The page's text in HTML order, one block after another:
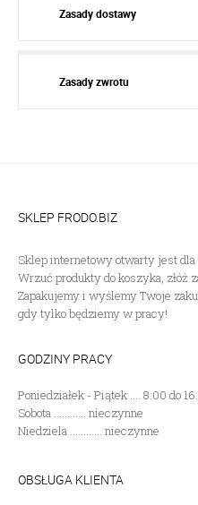
Zasady dostawy
Zasady zwrotu
SKLEP FRODO.BIZ
Sklep internetowy otwarty jest dla
Wrzuć produkty do koszyka, złóż
Zapakujemy i wyślemy Twoje
gdy tylko będziemy w pracy!
GODZINY PRACY
Poniedziałek - Piątek .... 8:00 do
Sobota ............ nieczynne
Niedziela ............ nieczynne
OBSŁUGA KLIENTA